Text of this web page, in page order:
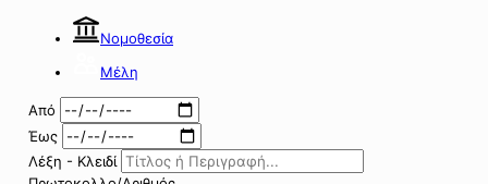
Νομοθεσία
Μέλη
Από
Έως
Λέξη - Κλειδί